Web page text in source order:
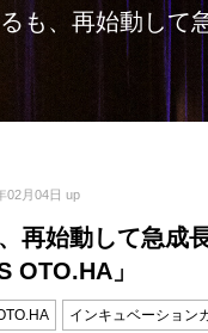
新着求人
ブランド一覧
も、再始動して
02月04日 up
再始動して急成
OTO.HA」
インキュベーション